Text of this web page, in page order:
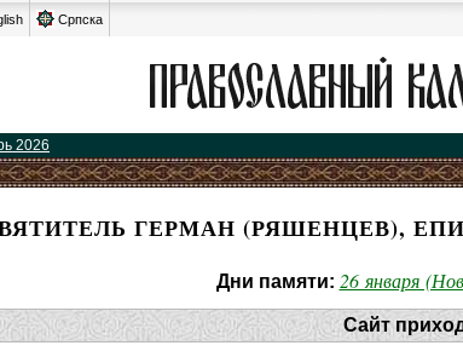
Српска
2026
ГЕРМАН (РЯШЕНЦЕВ),
Дни памяти: 26 января
Сайт